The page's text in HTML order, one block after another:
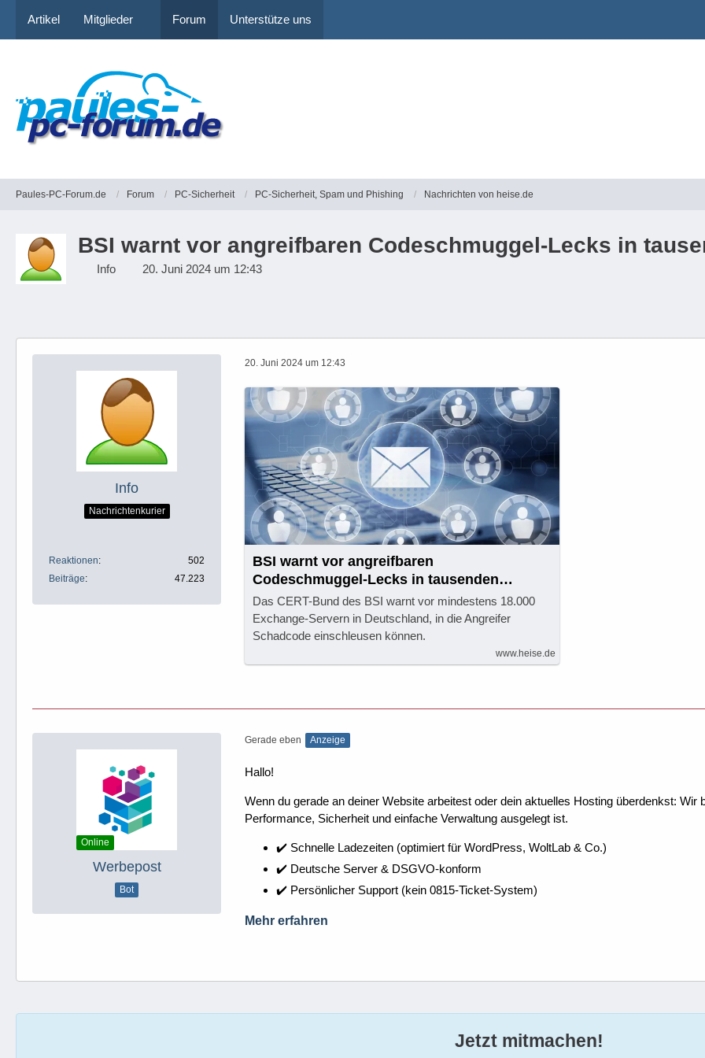
Artikel Mitglieder Forum Unterstütze uns
Paules-PC-Forum.de Forum PC-Sicherheit PC-Sicherheit, Spam und Phishing Nachrichten von heise.de
BSI warnt vor angreifbaren Codeschmuggel-Lecks in
Info 20. Juni 2024 um 12:43
Info
Nachrichtenkurier
Reaktionen
502
Beiträge
47.223
20. Juni 2024 um 12:43
BSI warnt vor angreifbaren
Codeschmuggel-Lecks in tausenden
Exchange-Servern
Das CERT-Bund des BSI warnt vor mindestens 18.000
Exchange-Servern in Deutschland, in die Angreifer
Schadcode einschleusen können.
www.heise.de
Online
Werbepost
Bot
Gerade eben Anzeige
Hallo!
Wenn du gerade an deiner Website arbeitest oder dein aktuelles Hosting überdenkst:
Performance, Sicherheit und einfache Verwaltung ausgelegt ist.
✔️ Schnelle Ladezeiten (optimiert für WordPress, WoltLab & Co.)
✔️ Deutsche Server & DSGVO-konform
✔️ Persönlicher Support (kein 0815-Ticket-System)
Mehr erfahren
Jetzt mitmachen!